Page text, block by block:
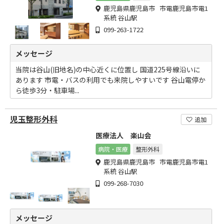
鹿児島県鹿児島市 市電鹿児島市電1
系統 谷山駅
099-263-1722
メッセージ
当院は谷山(旧地名)の中心近くに位置し 国道225号線沿いに
あります 市電・バスの利用でも来院しやすいです 谷山電停か
ら徒歩3分・駐車場...
児玉整形外科 追加
医療法人 楽山会
病院・医療 整形外科
鹿児島県鹿児島市 市電鹿児島市電1
系統 谷山駅
099-268-7030
メッセージ